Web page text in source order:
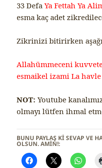
33 DefaYa Fettah Ya
esma kaç adet
Zikrinizi bitirirken
Allahümmeceni
esmaikel izami La
NOT: Youtube
olmayı lütfen ihmal
BUNU PAYLAŞ KI SEVAP VE
OLSUN. AMİN!: